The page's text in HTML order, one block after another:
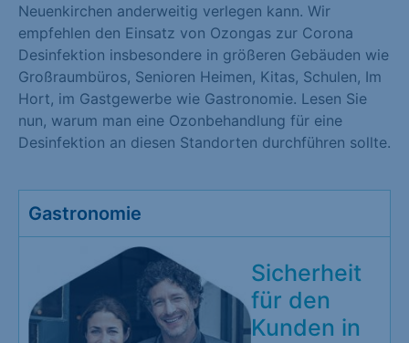
Neuenkirchen anderweitig verlegen kann. Wir
empfehlen den Einsatz von Ozongas zur Corona
Desinfektion insbesondere in größeren Gebäuden wie
Großraumbüros, Senioren Heimen, Kitas, Schulen, Im
Hort, im Gastgewerbe wie Gastronomie. Lesen Sie
nun, warum man eine Ozonbehandlung für eine
Desinfektion an diesen Standorten durchführen sollte.
Gastronomie
Sicherheit
für den
Kunden in